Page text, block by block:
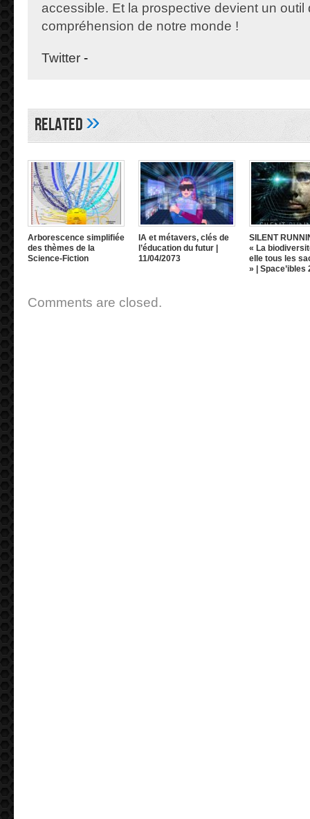
accessible. Et la prospective devient un outil
compréhension de notre monde !
Twitter -
Related»
Arborescence simplifiée
des thèmes de la
Science-Fiction
IA et métavers, clés de
l’éducation du futur |
11/04/2073
SILENT
« La
elle tous les
» | Space’ibles
Comments are closed.